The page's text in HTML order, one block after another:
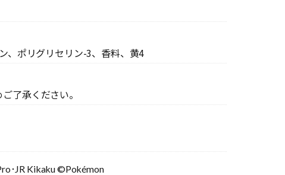
、ポリグリセリン-3、香料、黄4
了承ください。
･JR Kikaku ©Pokémon